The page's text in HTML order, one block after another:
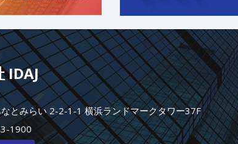
IDAJ
とみらい 2-2-1-1 横浜ランドマークタワー37F
1900